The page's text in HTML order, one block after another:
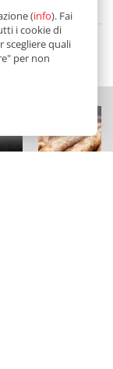
(info). Fai
i cookie di
scegliere quali
per non